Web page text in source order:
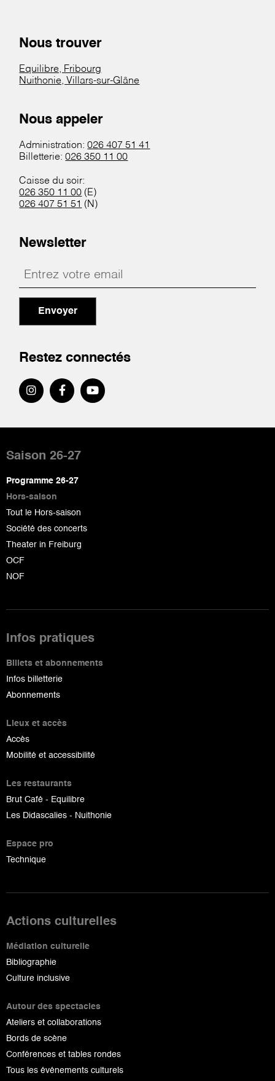
Nous trouver
Equilibre, Fribourg
Nuithonie, Villars-sur-Glâne
Nous appeler
Administration:026 407 51 41
Billetterie:026 350 11 00
Caisse du soir:
026 350 11 00 (E)
026 407 51 51 (N)
Newsletter
Envoyer
Restez connectés
de
page
Saison 26-27
Programme 26-27
Hors-saison
Tout le Hors-saison
Société des concerts
Theater in Freiburg
OCF
NOF
Infos pratiques
Billets et abonnements
Infos billetterie
Abonnements
Lieux et accès
Accès
Mobilité et accessibilité
Les restaurants
Brut Café - Equilibre
Les Didascalies - Nuithonie
Espace pro
Technique
Actions culturelles
Médiation culturelle
Bibliographie
Culture inclusive
Autour des spectacles
Ateliers et collaborations
Bords de scène
Conférences et tables rondes
Tous les événements culturels